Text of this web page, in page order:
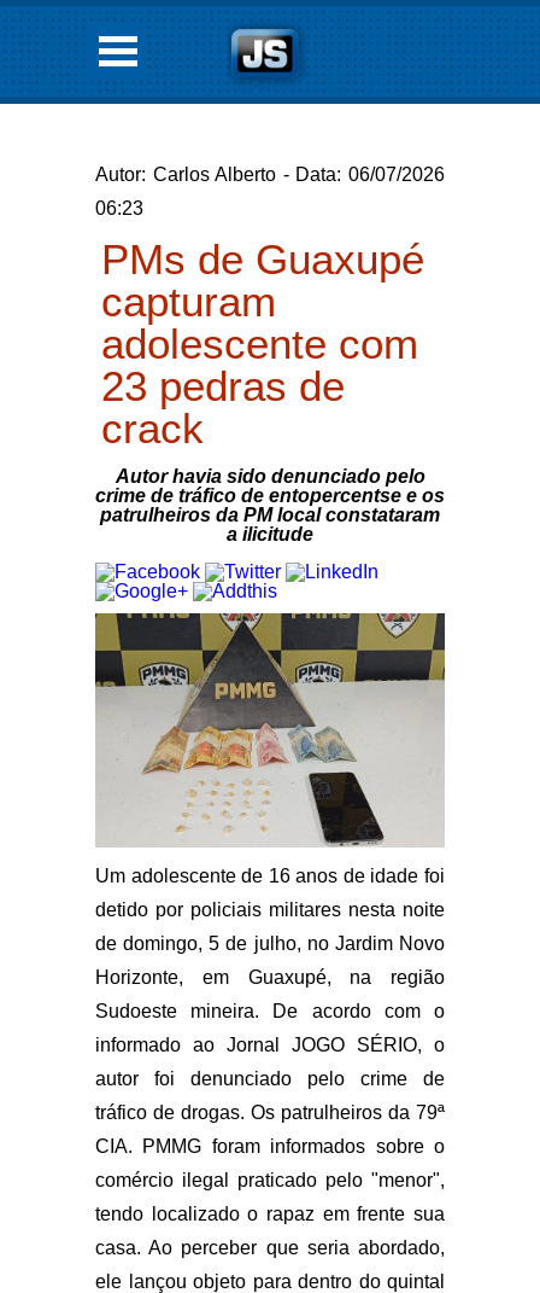
Autor: Carlos Alberto - Data: 06/07/2026
06:23
PMs de Guaxupé
capturam
adolescente com
23 pedras de
crack
Autor havia sido denunciado pelo
crime de tráfico de entopercentse e os
patrulheiros da PM local constataram
a ilicitude
Um adolescente de 16 anos de idade foi
detido por policiais militares nesta noite
de domingo, 5 de julho, no Jardim Novo
Horizonte, em Guaxupé, na região
Sudoeste mineira. De acordo com o
informado ao Jornal JOGO SÉRIO, o
autor foi denunciado pelo crime de
tráfico de drogas. Os patrulheiros da 79ª
CIA. PMMG foram informados sobre o
comércio ilegal praticado pelo "menor",
tendo localizado o rapaz em frente sua
casa. Ao perceber que seria abordado,
ele lançou objeto para dentro do quintal